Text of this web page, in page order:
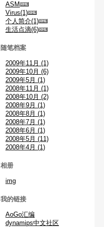
ASM
Virus(1)
个人简介(1)
生活点滴(6)
随笔档案
2009年11月 (1)
2009年10月 (6)
2009年5月 (1)
2008年11月 (1)
2008年10月 (2)
2008年9月 (1)
2008年8月 (1)
2008年7月 (1)
2008年6月 (1)
2008年5月 (11)
2008年4月 (1)
相册
img
我的链接
AoGo汇编
dynamips中文社区